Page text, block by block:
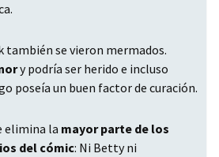
también se vieron mermados.
y podría ser herido e incluso
poseía un buen factor de curación.
elimina la mayor parte de los
del cómic: Ni Betty ni